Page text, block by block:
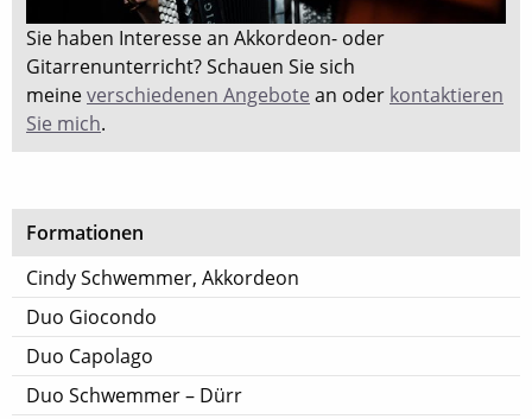
Sie haben Interesse an Akkordeon- oder
Gitarrenunterricht? Schauen Sie sich
meineverschiedenen Angebote an oder kontaktieren
Sie mich.
Formationen
Cindy Schwemmer, Akkordeon
Duo Giocondo
Duo Capolago
Duo Schwemmer – Dürr